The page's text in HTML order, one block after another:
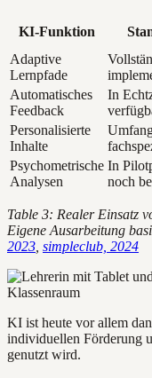
KI-Funktion
Adaptive
Lernpfade
Automatisches
Feedback
In
Personalisierte
Inhalte
Psychometrische
Analysen
In
noch
Table 3: Realer Einsatz
Eigene Ausarbeitung
2023 simpleclub, 2024
KI ist heute vor allem
individuellen Förderung
genutzt wird.